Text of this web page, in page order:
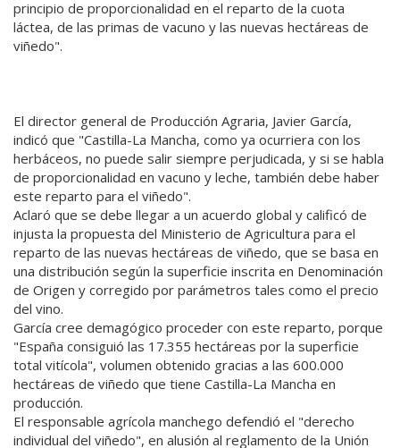
principio de proporcionalidad en el reparto de la cuota
láctea, de las primas de vacuno y las nuevas hectáreas de
viñedo".
El director general de Producción Agraria, Javier García,
indicó que "Castilla-La Mancha, como ya ocurriera con los
herbáceos, no puede salir siempre perjudicada, y si se habla
de proporcionalidad en vacuno y leche, también debe haber
este reparto para el viñedo".
Aclaró que se debe llegar a un acuerdo global y calificó de
injusta la propuesta del Ministerio de Agricultura para el
reparto de las nuevas hectáreas de viñedo, que se basa en
una distribución según la superficie inscrita en Denominación
de Origen y corregido por parámetros tales como el precio
del vino.
García cree demagógico proceder con este reparto, porque
"España consiguió las 17.355 hectáreas por la superficie
total vitícola", volumen obtenido gracias a las 600.000
hectáreas de viñedo que tiene Castilla-La Mancha en
producción.
El responsable agrícola manchego defendió el "derecho
individual del viñedo", en alusión al reglamento de la Unión